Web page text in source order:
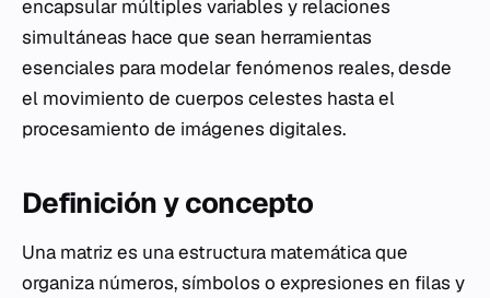
encapsular múltiples variables y relaciones
simultáneas hace que sean herramientas
esenciales para modelar fenómenos reales, desde
el movimiento de cuerpos celestes hasta el
procesamiento de imágenes digitales.
Definición y concepto
Una matriz es una estructura matemática que
organiza números, símbolos o expresiones en filas y